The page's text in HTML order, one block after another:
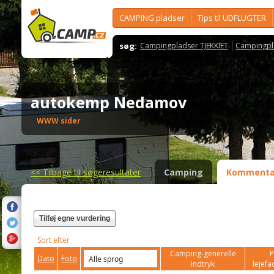
CAMPING pladser Tips til UDFLUGTER
søg: Campingpladser TJEKKIET
autokemp Nedamov
WWW sider
<<Tilbage til søgeresultater Camping
Tilføj egne vurdering
Sort efter
Dato
Foto
Camping-generelle
indtryk